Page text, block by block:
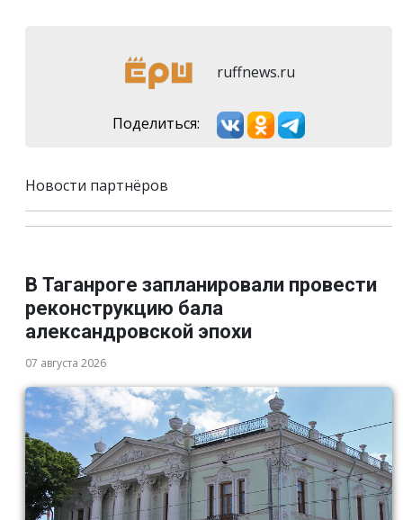
ruffnews.ru
Поделиться:
Новости партнёров
В Таганроге запланировали провести
реконструкцию бала
александровской эпохи
07 августа 2026